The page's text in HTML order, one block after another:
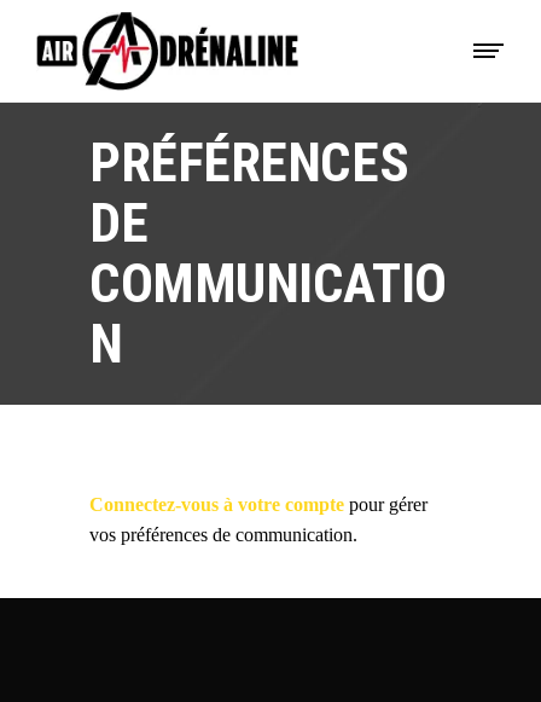
PRÉFÉRENCES
DE
COMMUNICATIO
N
Connectez-vous à votre compte pour gérer
vos préférences de communication.